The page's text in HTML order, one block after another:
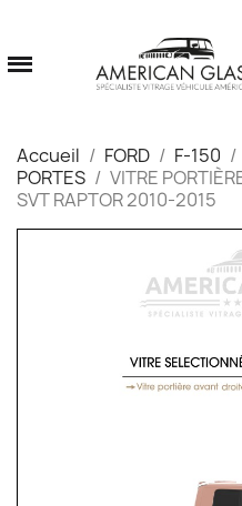
Accueil FORD F-150
PORTES
VITRE
SVT RAPTOR 2010-2015